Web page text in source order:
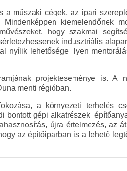
a műszaki cégek, az ipari
kiemelendőnek
hogy szakmai
indusztriális
nyílik lehetősége ilyen
projekteseménye is. A
menti régióban.
a környezeti terhelés
bontott gépi alkatrészek,
újra értelmezés, az
az építőiparban is a lehető